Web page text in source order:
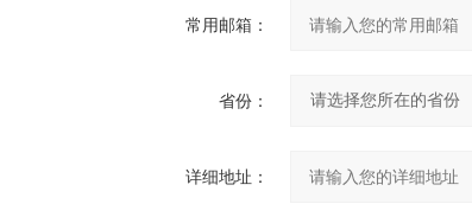
常用邮箱：
省份：
详细地址：